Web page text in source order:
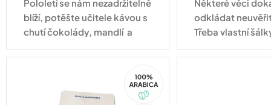
Pololetí se nám nezadržitelně
blíží, potěšte učitele kávou s
chutí čokolády, mandlí a
sušeného ovoce.
Některé věci
odkládat
Třeba vlastní
tady! Některé
trochu víc
Arabica